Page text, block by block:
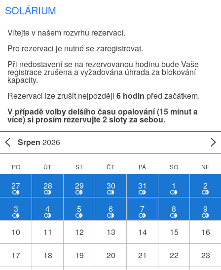
SOLÁRIUM
Vítejte v našem rozvrhu rezervací.
Pro rezervaci je nutné se zaregistrovat.
Při nedostavení se na rezervovanou hodinu bude Vaše
registrace zrušena a vyžadována úhrada za blokování
kapacity.
Rezervaci lze zrušit nejpozději 6 hodin před začátkem.
V případě volby delšího času opalování (15 minut a
více) si prosím rezervujte 2 sloty za sebou.
Srpen 2026
PO ÚT ST ČT PÁ SO NE
27 28 29 30 31 1 2
3 4 5 6 7 8 9
10 11 12 13 14 15 16
17 18 19 20 21 22 23